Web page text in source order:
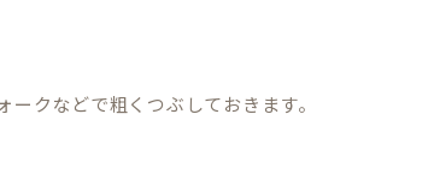
ークなどで粗くつぶしておきます。